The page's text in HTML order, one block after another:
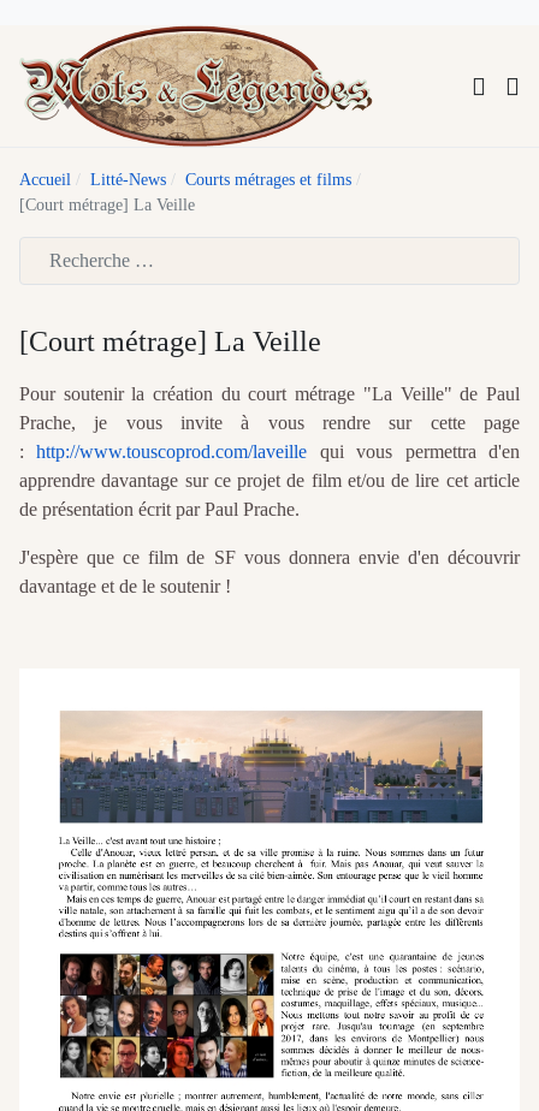
Accueil Litté-News
Courts métrages et films
[Court métrage] La Veille
[Court métrage] La Veille
Pour soutenir la création du court métrage "La Veille" de Paul
Prache, je vous invite à vous rendre sur cette page
:http://www.touscoprod.com/laveille qui vous permettra d'en
apprendre davantage sur ce projet de film et/ou de lire cet article
de présentation écrit parPaul Prache.
J'espère que ce film de SF vous donnera envie d'en découvrir
davantage et de le soutenir !